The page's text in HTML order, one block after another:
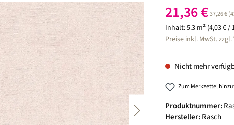
Verkaufspreis:
21,36 €37,26 €
Inhalt:5.3 m² (4,03 € /
Preise inkl. MwSt.
Nicht mehr
Zum Merkzettel
Produktnummer:
Hersteller: Rasch